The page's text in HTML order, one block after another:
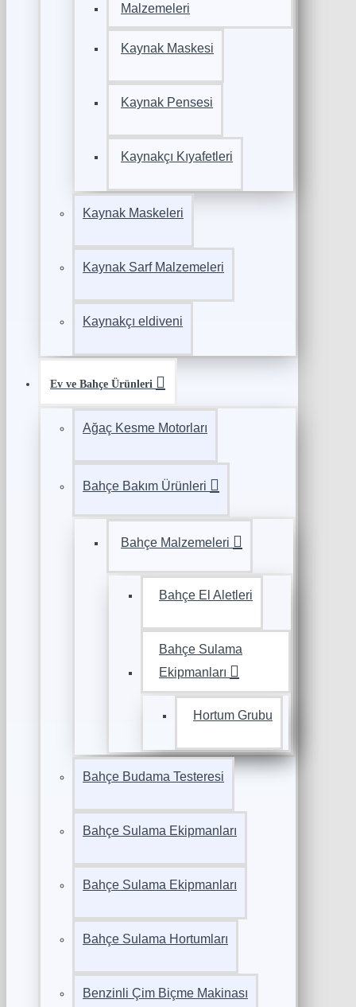
Malzemeleri
Kaynak Maskesi
Kaynak Pensesi
Kaynakçı Kıyafetleri
Kaynak Maskeleri
Kaynak Sarf Malzemeleri
Kaynakçı eldiveni
Ev ve Bahçe Ürünleri
Ağaç Kesme Motorları
Bahçe Bakım Ürünleri
Bahçe Malzemeleri
Bahçe El Aletleri
Bahçe Sulama
Ekipmanları
Hortum Grubu
Bahçe Budama Testeresi
Bahçe Sulama Ekipmanları
Bahçe Sulama Ekipmanları
Bahçe Sulama Hortumları
Benzinli Çim Biçme Makinası